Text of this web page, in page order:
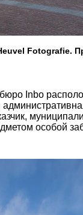
Fotografie.
Inbo
особой